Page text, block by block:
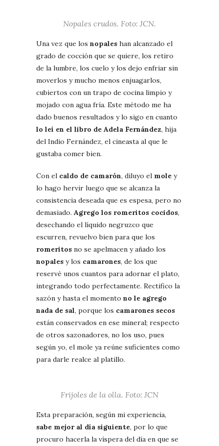
Nopales crudos. Foto: JCN.
Una vez que los nopales han alcanzado el
grado de cocción que se quiere, los retiro
de la lumbre, los cuelo y los dejo enfriar sin
moverlos y mucho menos enjuagarlos,
cubiertos con un trapo de cocina limpio y
mojado con agua fría. Este método me ha
dado buenos resultados y lo sigo en cuanto
lo leí en el libro de Adela Fernández, hija
del Indio Fernández, el cineasta al que le
gustaba comer bien.
Con el caldo de camarón, diluyo el mole y
lo hago hervir luego que se alcanza la
consistencia deseada que es espesa, pero no
demasiado. Agrego los romeritos cocidos,
desechando el líquido negruzco que
escurren, revuelvo bien para que los
romeritos no se apelmacen y añado los
nopales y los camarones, de los que
reservé unos cuantos para adornar el plato,
integrando todo perfectamente. Rectifico la
sazón y hasta el momento no le agrego
nada de sal, porque los camarones secos
están conservados en ese mineral; respecto
de otros sazonadores, no los uso, pues
según yo, el mole ya reúne suficientes como
para darle realce al platillo.
Frijoles de la olla. Foto: JCN
Esta preparación, según mi experiencia,
sabe mejor al día siguiente, por lo que
procuro hacerla la víspera del día en que se